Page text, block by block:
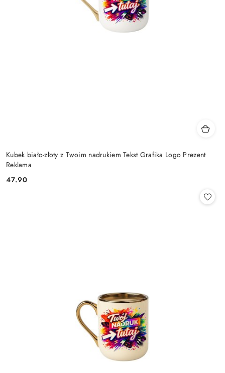
Kubek biało-złoty z Twoim nadrukiem Tekst Grafika Logo Prezent
Reklama
Cena:
47.90